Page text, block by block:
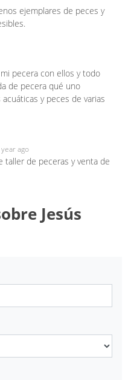
ejemplares de peces y
pecera con ellos y todo
de pecera qué uno
y peces de varias
year ago
taller de peceras y venta de
Jesús